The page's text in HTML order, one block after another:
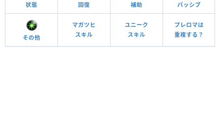
状態 回復 補助 パッシブ
その他
マガツヒ
スキル
ユニーク
スキル
プレロマは
重複する？